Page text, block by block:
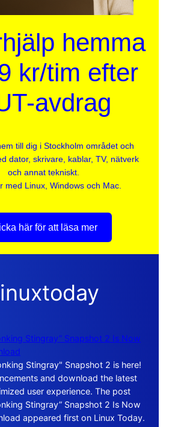
hemma
kr/tim efter
avdrag
till dig i Stockholm området och
dator, skrivare, kablar, TV, nätverk
och annat tekniskt.
med Linux, Windows och Mac.
här för att läsa mer
Stingray” Snapshot 2 Is Now
Stingray" Snapshot 2 is here!
and download the latest
user experience. The post
Stingray” Snapshot 2 Is Now
appeared first on Linux Today.